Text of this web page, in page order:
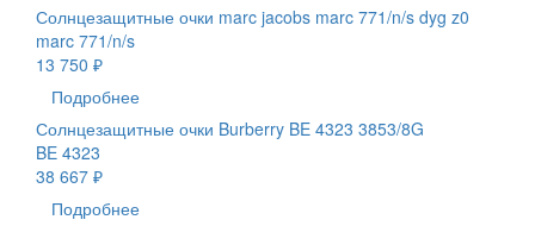
Солнцезащитные очки marc jacobs marc 771/n/s dyg z0
marc 771/n/s
13 750 ₽
Подробнее
Солнцезащитные очки Burberry BE 4323 3853/8G
BE 4323
38 667 ₽
Подробнее